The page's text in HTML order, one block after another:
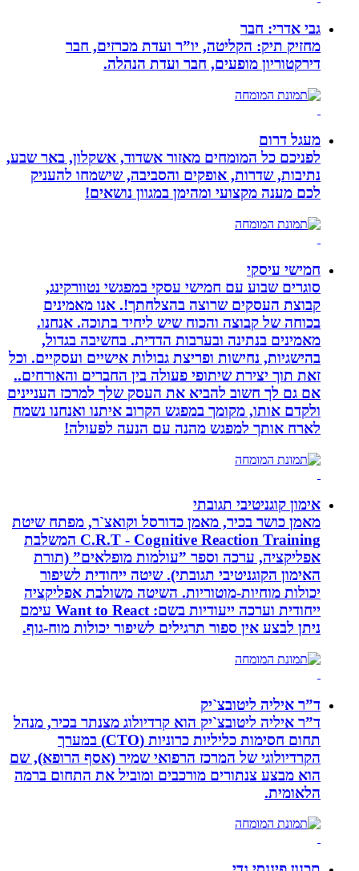
גבי אדרי: חבר
מחזיק תיק: הקליטה, יו”ר ועדת מכרזים, חבר
דירקטוריון מופעים, חבר ועדת הנהלה.
מעגל דרום
לפניכם כל המומחים מאזור אשדוד, אשקלון, באר שבע,
נתיבות, שדרות, אופקים והסביבה, שישמחו להעניק
לכם מענה מקצועי ומהימן במגוון נושאים!
חמישי עיסקי
סוגרים שבוע עם חמישי עסקי במפגשי נטוורקינג,
קבוצת העסקים שרוצה בהצלחתך!. אנו מאמינים
בכוחה של קבוצה והכוח שיש ליחיד בתוכה. אנחנו.
מאמינים בנתינה ובערבות הדדית. בחשיבה בגדול,
בהישגיות, נחישות ופריצת גבולות אישיים ועסקיים. וכל
זאת תוך יצירת שיתופי פעולה בין החברים והאורחים..
אם גם לך חשוב להביא את העסק שלך למרכז העניינים
ולקדם אותו, מקומך במפגש הקרוב איתנו ואנחנו נשמח
לארח אותך למפגש מהנה עם הנעה לפעולה!
אימון קוגניטיבי תגובתי
מאמן כושר בכיר, מאמן כדורסל וקואצ`ר, מפתח שיטת
C.R.T - Cognitive Reaction Training המשלבת
אפליקציה, ערכה וספר ”עולמות מופלאים” (תורת
האימון הקוגניטיבי תגובתי). שיטה ייחודית לשיפור
יכולות מוחיות-מוטוריות. השיטה משולבת אפליקציה
ייחודית וערכה ייעודיות בשם: Want to React עימם
ניתן לבצע אין ספור תרגילים לשיפור יכולות מוח-גוף.
ד”ר איליה ליטובצ`יק
ד”ר איליה ליטובצ`יק הוא קרדיולוג מצנתר בכיר, מנהל
תחום חסימות כליליות כרוניות (CTO) במערך
הקרדיולוגי של המרכז הרפואי שמיר (אסף הרופא), שם
הוא מבצע צנתורים מורכבים ומוביל את התחום ברמה
הלאומית.